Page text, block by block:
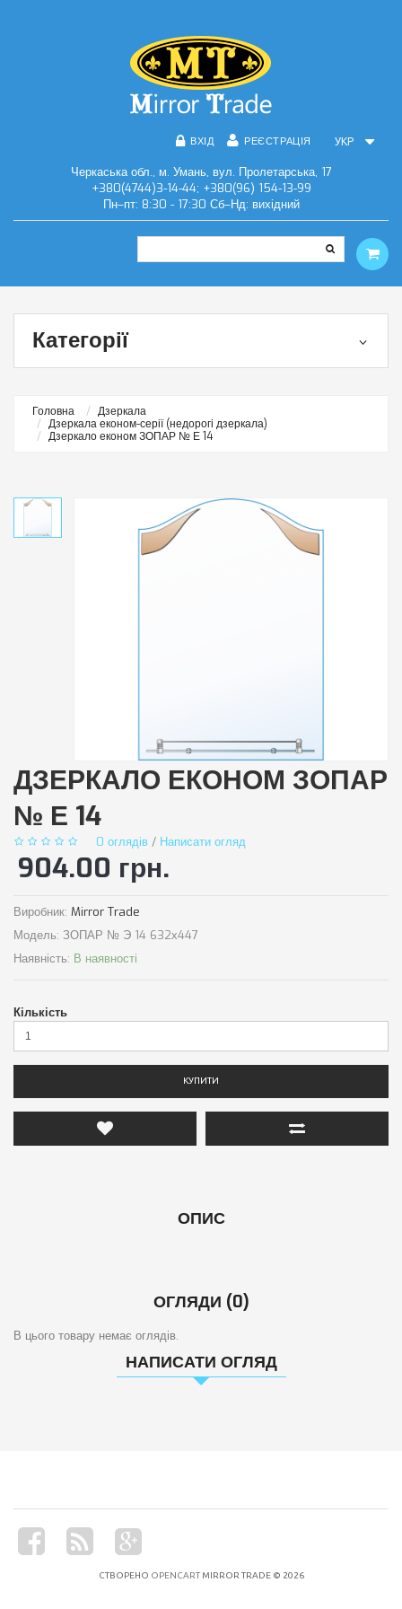
УКР
ВХІД РЕЄСТРАЦІЯ
Черкаська обл., м. Умань, вул. Пролетарська, 17
+380(4744)3-14-44; +380(96) 154-13-99
Пн–пт: 8:30 - 17:30 Сб–Нд: вихідний
Категорії
Головна
Дзеркала
Дзеркала економ-серії (недорогі дзеркала)
Дзеркало економ ЗОПАР № Е 14
ДЗЕРКАЛО ЕКОНОМ ЗОПАР
№ Е 14
0 оглядів/ Написати огляд
904.00 грн.
Виробник: Mirror Trade
Модель: ЗОПАР № Э 14 632х447
Наявність: В наявності
Кількість
КУПИТИ
ОПИС
ОГЛЯДИ (0)
В цього товару немає оглядів.
НАПИСАТИ ОГЛЯД
СТВОРЕНО OPENCARTMIRROR TRADE © 2026